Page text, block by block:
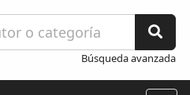
Búsqueda avanzada